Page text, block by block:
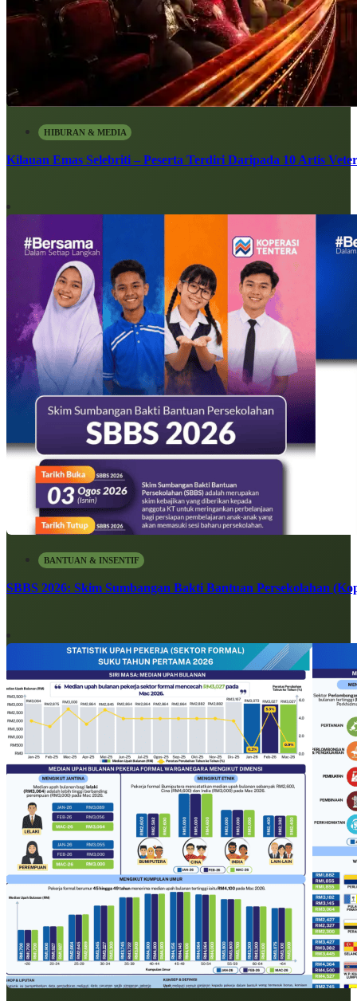
HIBURAN & MEDIA
Kilauan Emas Selebriti – Peserta Terdiri Daripada 10 Artis
BANTUAN & INSENTIF
SBBS 2026: Skim Sumbangan Bakti Bantuan Persekolahan